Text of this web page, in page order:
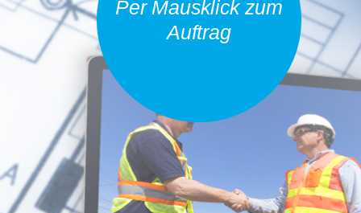
Per Mausklick zum
Auftrag